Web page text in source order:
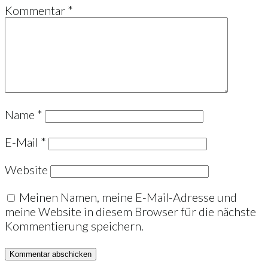
Kommentar *
Name *
E-Mail *
Website
Meinen Namen, meine E-Mail-Adresse und
meine Website in diesem Browser für die nächste
Kommentierung speichern.